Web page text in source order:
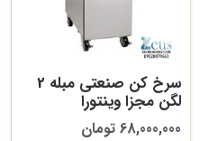
سرخ کن صنعتی مبله 2
لگن مجزا وینتورا
68,000,000 تومان